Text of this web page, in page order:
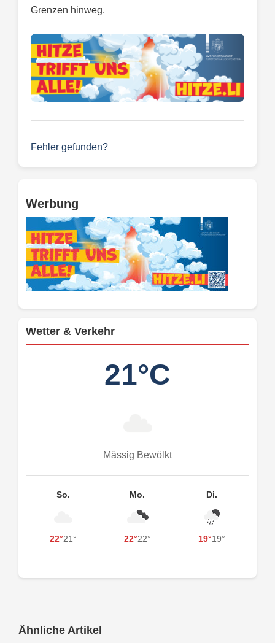
Grenzen hinweg.
Fehler gefunden?
Werbung
Wetter & Verkehr
21°C
Mässig Bewölkt
So.
22°21°
Mo.
22°22°
Di.
19°19°
Ähnliche Artikel